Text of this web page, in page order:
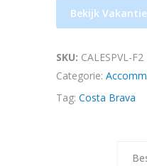
Bekijk Vakantie
SKU: CALESPVL-F2
Categorie:
Tag: Costa Brava